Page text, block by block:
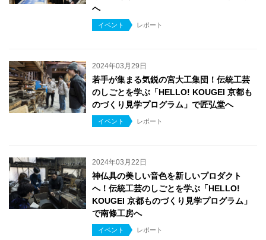
へ
イベント レポート
2024年03月29日
若手が集まる気鋭の宮大工集団！伝統工芸
のしごとを学ぶ「HELLO! KOUGEI 京都も
のづくり見学プログラム」で匠弘堂へ
イベント レポート
2024年03月22日
神仏具の美しい音色を新しいプロダクト
へ！伝統工芸のしごとを学ぶ「HELLO!
KOUGEI 京都ものづくり見学プログラム」
で南條工房へ
イベント レポート